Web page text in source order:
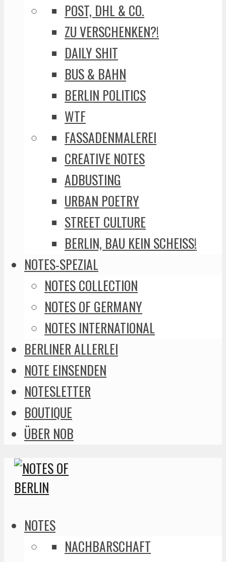
POST, DHL & CO.
ZU VERSCHENKEN?!
DAILY SHIT
BUS & BAHN
BERLIN POLITICS
WTF
FASSADENMALEREI
CREATIVE NOTES
ADBUSTING
URBAN POETRY
STREET CULTURE
BERLIN, BAU KEIN SCHEISS!
NOTES-SPEZIAL
NOTES COLLECTION
NOTES OF GERMANY
NOTES INTERNATIONAL
BERLINER ALLERLEI
NOTE EINSENDEN
NOTESLETTER
BOUTIQUE
ÜBER NOB
NOTES
NACHBARSCHAFT